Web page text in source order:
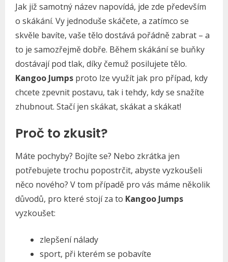
Jak již samotný název napovídá, jde zde především
o skákání. Vy jednoduše skáčete, a zatímco se
skvěle bavíte, vaše tělo dostává pořádně zabrat – a
to je samozřejmě dobře. Během skákání se buňky
dostávají pod tlak, díky čemuž posilujete tělo.
Kangoo Jumps proto lze využít jak pro případ, kdy
chcete zpevnit postavu, tak i tehdy, kdy se snažíte
zhubnout. Stačí jen skákat, skákat a skákat!
Proč to zkusit?
Máte pochyby? Bojíte se? Nebo zkrátka jen
potřebujete trochu popostrčit, abyste vyzkoušeli
něco nového? V tom případě pro vás máme několik
důvodů, pro které stojí za to Kangoo Jumps
vyzkoušet:
zlepšení nálady
sport, při kterém se pobavíte